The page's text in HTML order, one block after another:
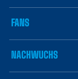
FANS
NACHWUCHS